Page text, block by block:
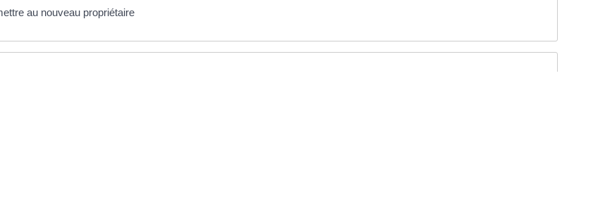
au nouveau propriétaire